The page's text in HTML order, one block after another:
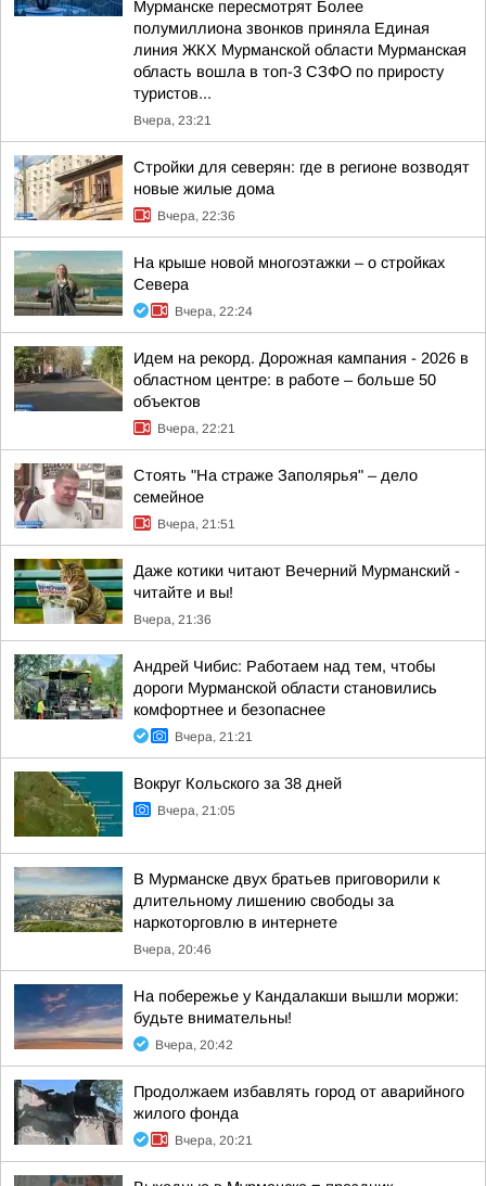
Мурманске пересмотрят Более
полумиллиона звонков приняла Единая
линия ЖКХ Мурманской области Мурманская
область вошла в топ-3 СЗФО по приросту
туристов...
Вчера, 23:21
Стройки для северян: где в регионе возводят
новые жилые дома
Вчера, 22:36
На крыше новой многоэтажки – о стройках
Севера
Вчера, 22:24
Идем на рекорд. Дорожная кампания - 2026 в
областном центре: в работе – больше 50
объектов
Вчера, 22:21
Стоять "На страже Заполярья" – дело
семейное
Вчера, 21:51
Даже котики читают Вечерний Мурманский -
читайте и вы!
Вчера, 21:36
Андрей Чибис: Работаем над тем, чтобы
дороги Мурманской области становились
комфортнее и безопаснее
Вчера, 21:21
Вокруг Кольского за 38 дней
Вчера, 21:05
В Мурманске двух братьев приговорили к
длительному лишению свободы за
наркоторговлю в интернете
Вчера, 20:46
На побережье у Кандалакши вышли моржи:
будьте внимательны!
Вчера, 20:42
Продолжаем избавлять город от аварийного
жилого фонда
Вчера, 20:21